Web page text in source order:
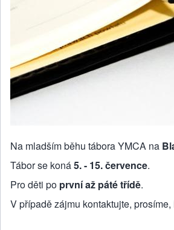
Na mladším běhu tábora YMCA na
Tábor se koná5. - 15. července.
Pro děti po první až páté třídě.
V případě zájmu kontaktujte,